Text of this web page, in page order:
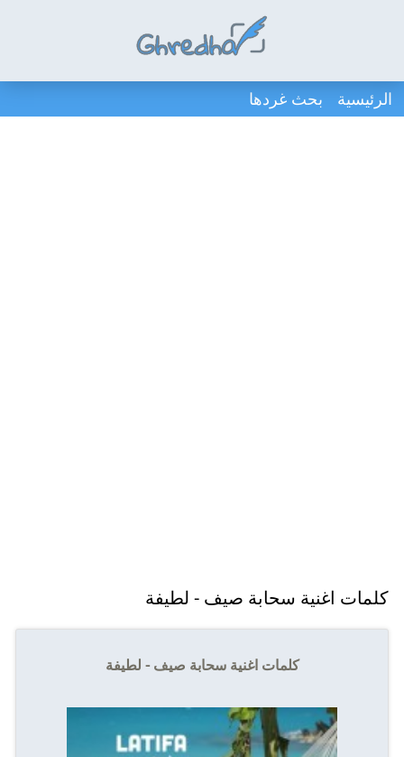
الرئيسية بحث غردها
كلمات اغنية سحابة صيف - لطيفة
كلمات اغنية سحابة صيف - لطيفة